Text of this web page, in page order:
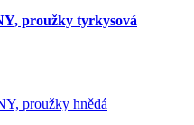
proužky tyrkysová